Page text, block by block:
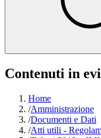
Contenuti in
Home
/Amministrazione
/Documenti e Dati
/Atti utili -